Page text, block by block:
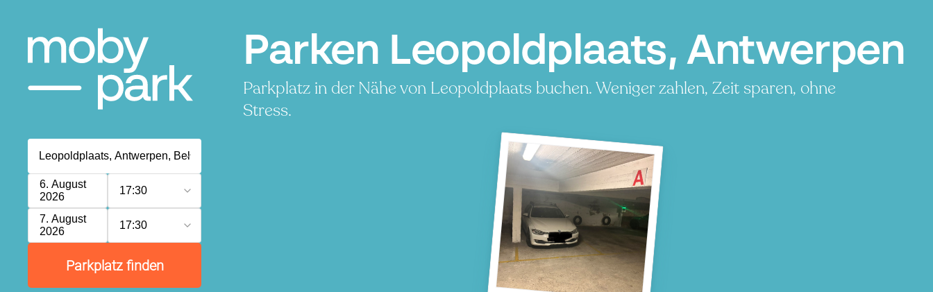
Parken Leopoldplaats, Antwerpen
Parkplatz in der Nähe von Leopoldplaats buchen. Weniger zahlen, Zeit sparen, ohne
Stress.
6. August
2026
17:30
7. August
2026
17:30
Parkplatz finden